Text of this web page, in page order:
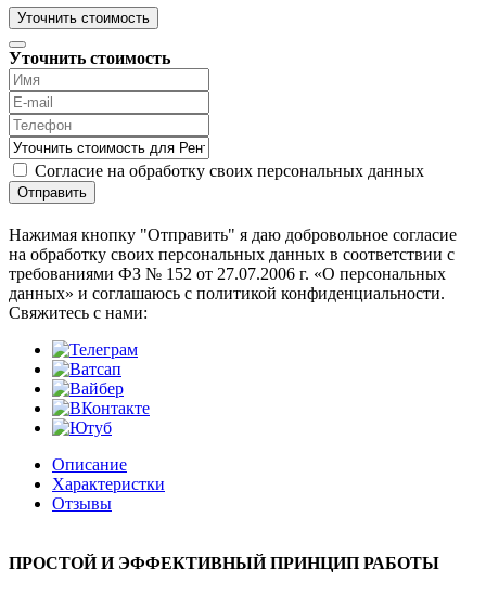
Уточнить стоимость
Уточнить стоимость
Согласие на обработку своих персональных данных
Отправить
Нажимая кнопку "Отправить" я даю добровольное согласие
на обработку своих персональных данных в соответствии с
требованиями ФЗ № 152 от 27.07.2006 г. «О персональных
данных» и соглашаюсь с политикой конфиденциальности.
Cвяжитесь с нами:
Описание
Характеристки
Отзывы
ПРОСТОЙ И ЭФФЕКТИВНЫЙ ПРИНЦИП РАБОТЫ